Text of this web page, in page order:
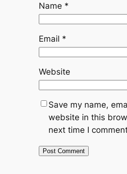
Name *
Email *
Website
Save my name,
website in this
next time I